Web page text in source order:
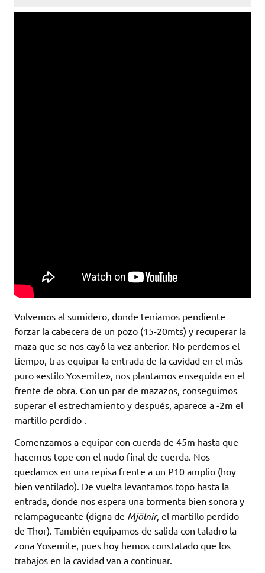
Volvemos al sumidero, donde teníamos pendiente
forzar la cabecera de un pozo (15-20mts) y recuperar la
maza que se nos cayó la vez anterior. No perdemos el
tiempo, tras equipar la entrada de la cavidad en el más
puro «estilo Yosemite», nos plantamos enseguida en el
frente de obra. Con un par de mazazos, conseguimos
superar el estrechamiento y después, aparece a -2m el
martillo perdido .
Comenzamos a equipar con cuerda de 45m hasta que
hacemos tope con el nudo final de cuerda. Nos
quedamos en una repisa frente a un P10 amplio (hoy
bien ventilado). De vuelta levantamos topo hasta la
entrada, donde nos espera una tormenta bien sonora y
relampagueante (digna de Mjölnir, el martillo perdido
de Thor). También equipamos de salida con taladro la
zona Yosemite, pues hoy hemos constatado que los
trabajos en la cavidad van a continuar.